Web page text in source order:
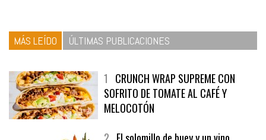
1CRUNCH WRAP SUPREME CON
SOFRITO DE TOMATE AL CAFÉ Y
MELOCOTÓN